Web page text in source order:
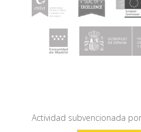
Actividad subvencionada